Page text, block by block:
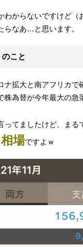
わからないですけど
らなあ…と思います。
こと
ナ拡大と南アフリカで
株為替が今年最大の急
ってましたけど、まる
場ですよｗ